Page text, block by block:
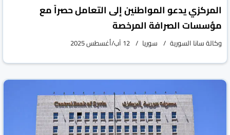
المركزي يدعو المواطنين إلى التعامل حصراً مع
مؤسسات الصرافة المرخصة
وكالة سانا السورية سوريا 12 آب/أغسطس 2025